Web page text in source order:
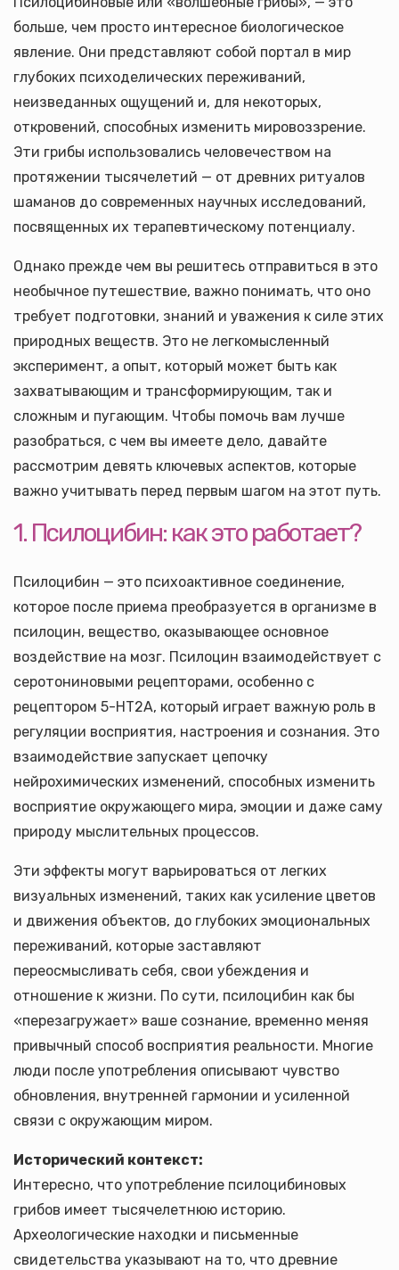
больше, чем просто интересное биологическое
явление. Они представляют собой портал в мир
глубоких психоделических переживаний,
неизведанных ощущений и, для некоторых,
откровений, способных изменить мировоззрение.
Эти грибы использовались человечеством на
протяжении тысячелетий — от древних ритуалов
шаманов до современных научных исследований,
посвященных их терапевтическому потенциалу.
Однако прежде чем вы решитесь отправиться в это
необычное путешествие, важно понимать, что оно
требует подготовки, знаний и уважения к силе этих
природных веществ. Это не легкомысленный
эксперимент, а опыт, который может быть как
захватывающим и трансформирующим, так и
сложным и пугающим. Чтобы помочь вам лучше
разобраться, с чем вы имеете дело, давайте
рассмотрим девять ключевых аспектов, которые
важно учитывать перед первым шагом на этот путь.
1. Псилоцибин: как это работает?
Псилоцибин — это психоактивное соединение,
которое после приема преобразуется в организме в
псилоцин, вещество, оказывающее основное
воздействие на мозг. Псилоцин взаимодействует с
серотониновыми рецепторами, особенно с
рецептором 5-HT2A, который играет важную роль в
регуляции восприятия, настроения и сознания. Это
взаимодействие запускает цепочку
нейрохимических изменений, способных изменить
восприятие окружающего мира, эмоции и даже саму
природу мыслительных процессов.
Эти эффекты могут варьироваться от легких
визуальных изменений, таких как усиление цветов
и движения объектов, до глубоких эмоциональных
переживаний, которые заставляют
переосмысливать себя, свои убеждения и
отношение к жизни. По сути, псилоцибин как бы
«перезагружает» ваше сознание, временно меняя
привычный способ восприятия реальности. Многие
люди после употребления описывают чувство
обновления, внутренней гармонии и усиленной
связи с окружающим миром.
Исторический контекст:
Интересно, что употребление псилоцибиновых
грибов имеет тысячелетнюю историю.
Археологические находки и письменные
свидетельства указывают на то, что древние